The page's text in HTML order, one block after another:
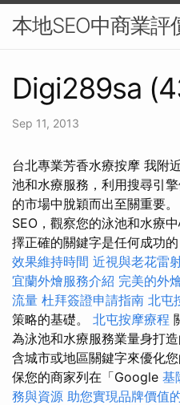
本地SEO中商業
Digi289sa
Sep 11, 2013
台北專業芳香水療按摩 我附
池和水療服務，利用搜尋引
的市場中脫穎而出至關重要
SEO，觀察您的泳池和水療
擇正確的關鍵字是任何成功
效果維持時間 近視與老花雷
宜蘭外燴服務介紹 完美的外
流量 杜拜簽證申請指南 北屯
策略的基礎。 北屯按摩療程
為泳池和水療服務業量身打
含城市或地區關鍵字來優化
保您的商家列在「Google 基
務與資源 助您實現品牌價值